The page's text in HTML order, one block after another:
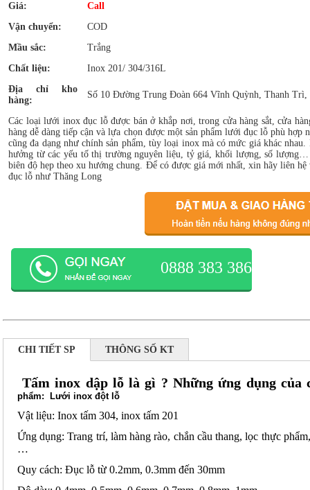
Giá:
Call
Vận chuyển:
COD
Mầu sắc:
Trắng
Chất liệu:
Inox 201/ 304/316L
Địa chỉ kho
hàng:
Số 10 Đường Trung Đoàn 664 Vĩnh Quỳnh, Thanh Trì,
Các loại lưới inox đục lỗ được bán ở khắp nơi, trong cửa hàng sắt, cửa
hàng dễ dàng tiếp cận và lựa chọn được một sản phẩm lưới đục lỗ phù hợp
cũng đa dạng như chính sản phẩm, tùy loại inox mà có mức giá khác
hưởng từ các yếu tố thị trường nguyên liệu, tỷ giá, khối lượng, số
biên độ hẹp theo xu hướng chung. Để có được giá mới nhất, xin hãy liên
đục lỗ như Thăng Long
0888 383 386
CHI TIẾT SP THÔNG SỐ KT
Tấm inox dập lỗ là gì ? Những ứng dụng của
phẩm: Lưới inox đột lỗ
Vật liệu: Inox tấm 304, inox tấm 201
Ứng dụng: Trang trí, làm hàng rào, chắn cầu thang, lọc thực
…
Quy cách: Đục lỗ từ 0.2mm, 0.3mm đến 30mm